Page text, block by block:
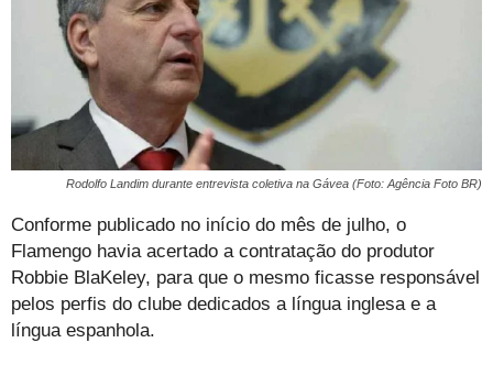
Rodolfo Landim durante entrevista coletiva na Gávea (Foto: Agência Foto BR)
Conforme publicado no início do mês de julho, o
Flamengo havia acertado a contratação do produtor
Robbie BlaKeley, para que o mesmo ficasse responsável
pelos perfis do clube dedicados a língua inglesa e a
língua espanhola.